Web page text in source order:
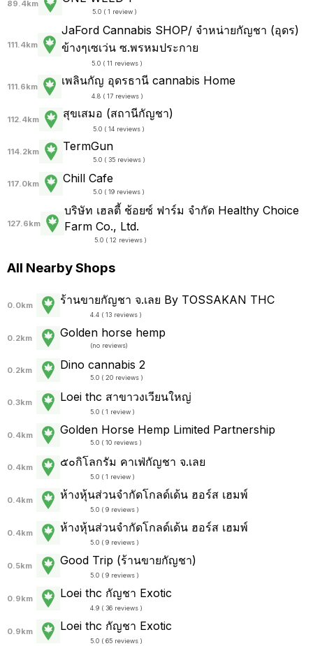
89.4km
5.0 ( 1 review )
111.4km
JaFord Cannabis SHOP/ จำหน่ายกัญชา (อุดร)
ข้างๆเซเว่น ซ.พรหมประกาย
5.0 ( 11 reviews )
111.6km เพลินกัญ อุดรธานี cannabis Home
4.8 ( 17 reviews )
112.4km สุขเสมอ (สถานีกัญชา)
5.0 ( 14 reviews )
114.2km TermGun
5.0 ( 35 reviews )
117.0km Chill Cafe
5.0 ( 19 reviews )
127.6km
บริษัท เฮลตี้ ช้อยซ์ ฟาร์ม จำกัด Healthy Choice
Farm Co., Ltd.
5.0 ( 12 reviews )
All Nearby Shops
0.0km ร้านขายกัญชา จ.เลย By TOSSAKAN THC
4.4 ( 13 reviews )
0.2km Golden horse hemp
(no reviews)
0.2km Dino cannabis 2
5.0 ( 20 reviews )
0.3km Loei thc สาขาวงเวียนใหญ่
5.0 ( 1 review )
0.4km Golden Horse Hemp Limited Partnership
5.0 ( 10 reviews )
0.4km ๕๐กิโลกรัม คาเฟ่กัญชา จ.เลย
5.0 ( 1 review )
0.4km ห้างหุ้นส่วนจำกัดโกลด์เด้น ฮอร์ส เฮมพ์
5.0 ( 9 reviews )
0.4km ห้างหุ้นส่วนจำกัดโกลด์เด้น ฮอร์ส เฮมพ์
5.0 ( 9 reviews )
0.5km Good Trip (ร้านขายกัญชา)
5.0 ( 9 reviews )
0.9km Loei​ thc​ กัญชา​ Exotic​
4.9 ( 36 reviews )
0.9km Loei thc กัญชา Exotic
5.0 ( 65 reviews )